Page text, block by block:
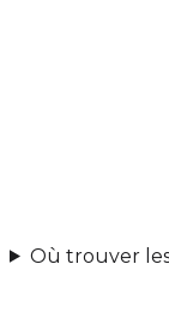
Où trouver